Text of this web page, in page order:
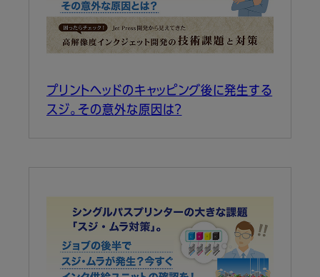
プリントヘッドのキャッピング後に発生する
スジ。その意外な原因は？